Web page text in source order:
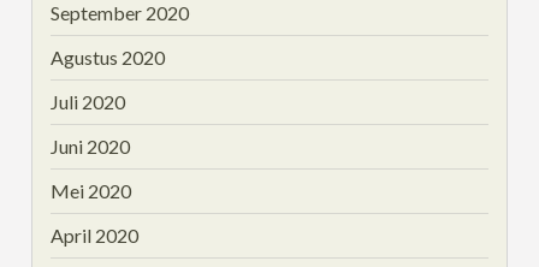
September 2020
Agustus 2020
Juli 2020
Juni 2020
Mei 2020
April 2020